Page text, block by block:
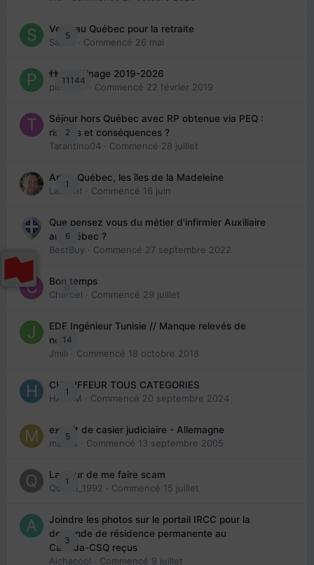
5
Venir au Québec pour la retraite
Sab74
· Commencé 26 mai
11144
👬 Parrainage 2019-2026
piinoush · Commencé 22 février 2019
2
Séjour hors Québec avec RP obtenue via PEQ :
risques et conséquences ?
Tarantino04 · Commencé 28 juillet
1
Arte : Québec, les îles de la Madeleine
Laurent · Commencé 16 juin
6
Que pensez vous du métier d'infirmier Auxiliaire
au Québec ?
BestBuy · Commencé 27 septembre 2022
0
Bon temps
Charbel · Commencé 29 juillet
14
EDE Ingénieur Tunisie // Manque relevés de
note
Jmili · Commencé 18 octobre 2018
1
CHAUFFEUR TOUS CATEGORIES
HAZEM · Commencé 20 septembre 2024
5
extrait de casier judiciaire - Allemagne
maries · Commencé 13 septembre 2005
1
La peur de me faire scam
Queen_1992 · Commencé 15 juillet
3
Joindre les photos sur le portail IRCC pour la
demande de résidence permanente au
Canada-CSQ reçus
Aichacool · Commencé 9 juillet